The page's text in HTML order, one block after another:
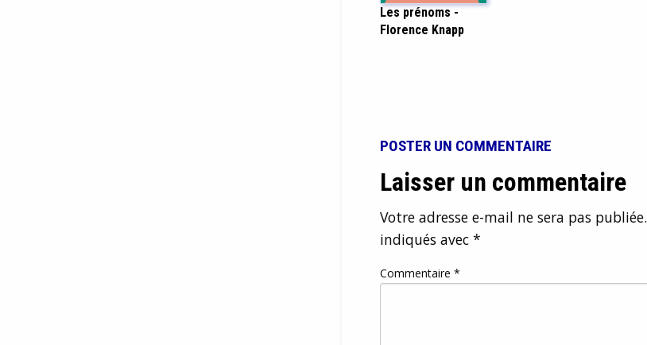
Les prénoms -
Florence Knapp
POSTER UN COMMENTAIRE
Laisser un commentaire
Votre adresse e-mail ne sera pas publiée.
indiqués avec *
Commentaire *